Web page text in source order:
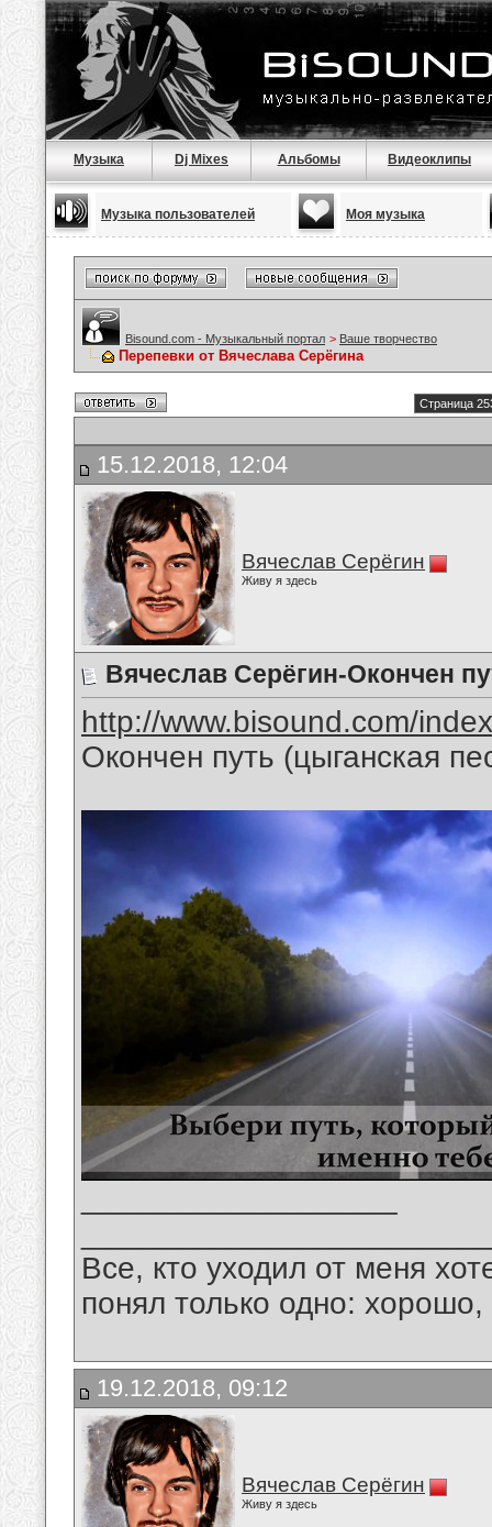
Музыка Dj Mixes Альбомы Видеоклипы
Музыка пользователей Моя музыка
Bisound.com - Музыкальный портал > Ваше творчество
Перепевки от Вячеслава Серёгина
Страница
15.12.2018, 12:04
Вячеслав Серёгин
Живу я здесь
Вячеслав Серёгин-Окончен
http://www.bisound.com/
Окончен путь (цыганская
Все, кто уходил от меня
понял только одно:
19.12.2018, 09:12
Вячеслав Серёгин
Живу я здесь